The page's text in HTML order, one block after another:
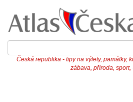
Česká republika - tipy na výlety, památky,
zábava, příroda, sport,